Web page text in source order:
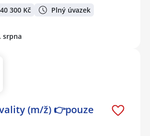
300 Kč Plný úvazek
srpna
(m/ž) 👉pouze